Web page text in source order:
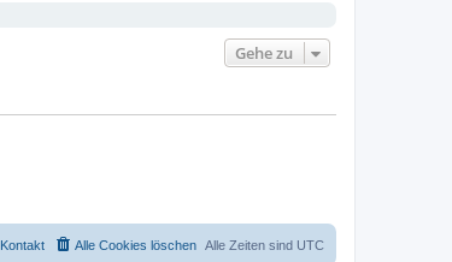
Gehe zu
Alle Zeiten sind UTC
Alle Cookies löschen
Kontakt